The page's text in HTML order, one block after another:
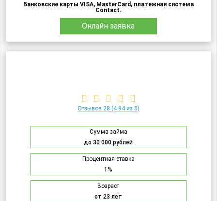
Банковские карты VISA, MasterCard, платежная система
Contact.
Онлайн заявка
Отзывов 28 (4.94 из 5)
Сумма займа
до 30 000 рублей
Процентная ставка
1%
Возраст
от 23 лет